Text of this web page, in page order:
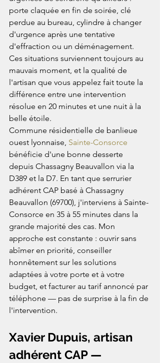
porte claquée en fin de soirée, clé
perdue au bureau, cylindre à changer
d'urgence après une tentative
d'effraction ou un déménagement.
Ces situations surviennent toujours au
mauvais moment, et la qualité de
l'artisan que vous appelez fait toute la
différence entre une intervention
résolue en 20 minutes et une nuit à la
belle étoile.
Commune résidentielle de banlieue
ouest lyonnaise, Sainte-Consorce
bénéficie d'une bonne desserte
depuis Chassagny Beauvallon via la
D389 et la D7. En tant que serrurier
adhérent CAP basé à Chassagny
Beauvallon (69700), j'interviens à Sainte-
Consorce en 35 à 55 minutes dans la
grande majorité des cas. Mon
approche est constante : ouvrir sans
abîmer en priorité, conseiller
honnêtement sur les solutions
adaptées à votre porte et à votre
budget, et facturer au tarif annoncé par
téléphone — pas de surprise à la fin de
l'intervention.
Xavier Dupuis, artisan
adhérent CAP —